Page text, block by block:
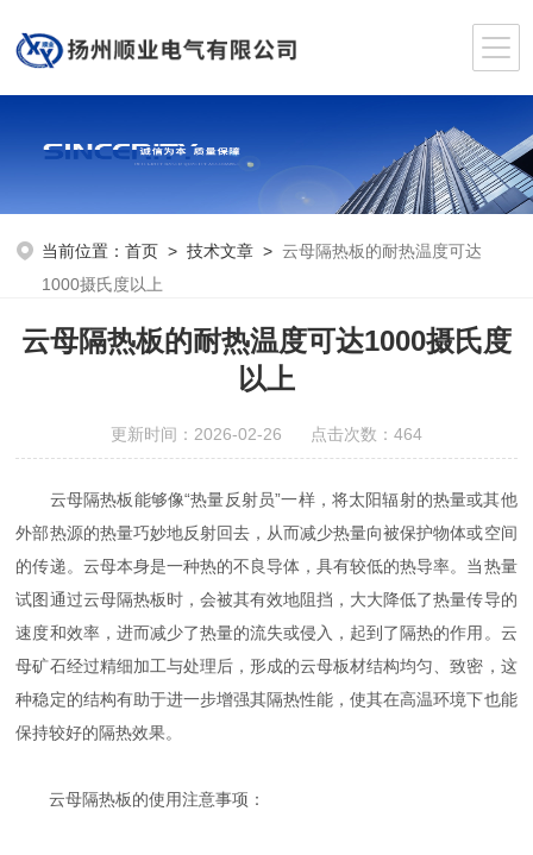
当前位置：首页 >技术文章 >云母隔热板的耐热温度可达
1000摄氏度以上
云母隔热板的耐热温度可达1000摄氏度
以上
更新时间：2026-02-26 点击次数：464
云母隔热板能够像“热量反射员”一样，将太阳辐射的热量或其他
外部热源的热量巧妙地反射回去，从而减少热量向被保护物体或空间
的传递。云母本身是一种热的不良导体，具有较低的热导率。当热量
试图通过云母隔热板时，会被其有效地阻挡，大大降低了热量传导的
速度和效率，进而减少了热量的流失或侵入，起到了隔热的作用。云
母矿石经过精细加工与处理后，形成的云母板材结构均匀、致密，这
种稳定的结构有助于进一步增强其隔热性能，使其在高温环境下也能
保持较好的隔热效果。
云母隔热板的使用注意事项：